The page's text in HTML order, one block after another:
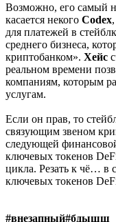
Возможно, его самый
касается некого Codex
для платежей в
среднего бизнеса,
криптобанком». Хейс
реальном времени
компаниям, которым
услугам.
Если он прав, то
связующим звеном
следующей
ключевых токенов
цикла. Резать к чё… в
ключевых токенов
#внезапный#бдышщ